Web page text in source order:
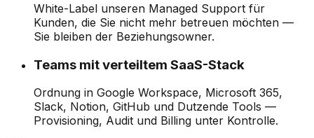
White-Label unseren Managed Support für
Kunden, die Sie nicht mehr betreuen möchten —
Sie bleiben der Beziehungsowner.
Teams mit verteiltem SaaS-Stack
Ordnung in Google Workspace, Microsoft 365,
Slack, Notion, GitHub und Dutzende Tools —
Provisioning, Audit und Billing unter Kontrolle.